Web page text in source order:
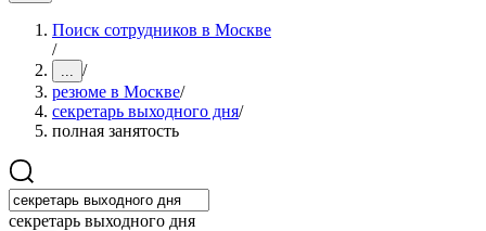
Поиск сотрудников в Москве
/
... /
резюме в Москве/
секретарь выходного дня/
полная занятость
секретарь выходного дня